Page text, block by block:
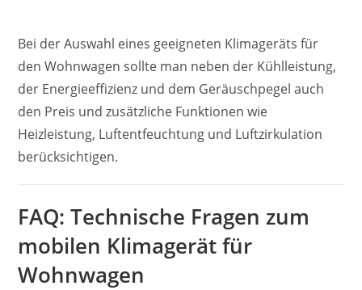
Bei der Auswahl eines geeigneten Klimageräts für
den Wohnwagen sollte man neben der Kühlleistung,
der Energieeffizienz und dem Geräuschpegel auch
den Preis und zusätzliche Funktionen wie
Heizleistung, Luftentfeuchtung und Luftzirkulation
berücksichtigen.
FAQ: Technische Fragen zum
mobilen Klimagerät für
Wohnwagen